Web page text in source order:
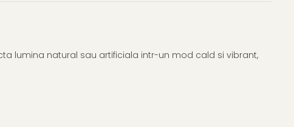
lumina natural sau artificiala intr-un mod cald si vibrant,